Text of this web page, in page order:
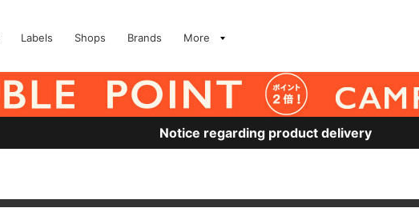
Labels Shops Brands More
Notice regarding product delivery